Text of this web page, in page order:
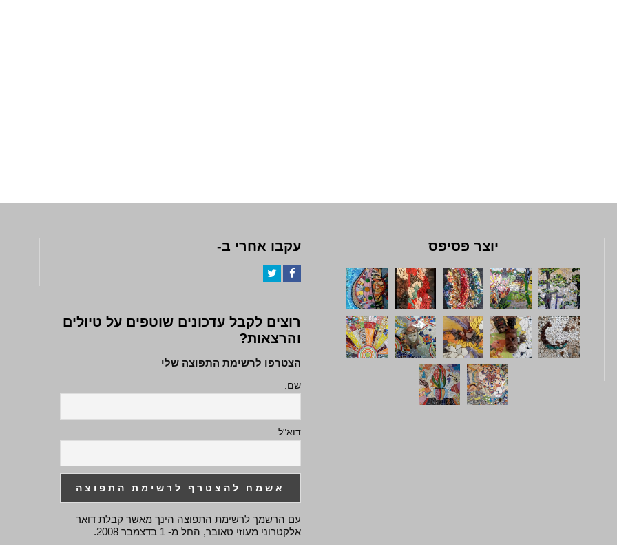
יוצר פסיפס עקבו אחרי ב-
רוצים לקבל עדכונים שוטפים על טיולים
והרצאות?
הצטרפו לרשימת התפוצה שלי
שם:
דוא"ל:
עם הרשמך לרשימת התפוצה הינך מאשר קבלת דואר
אלקטרוני מעוזי טאובר, החל מ- 1 בדצמבר 2008.